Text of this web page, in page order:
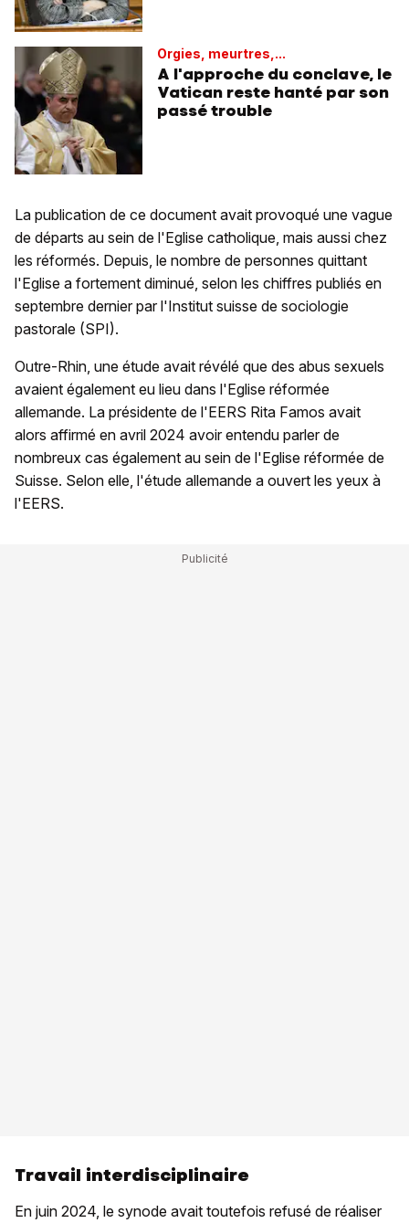
Orgies, meurtres,...
A l'approche du conclave, le
Vatican reste hanté par son
passé trouble
La publication de ce document avait provoqué une vague
de départs au sein de l'Eglise catholique, mais aussi chez
les réformés. Depuis, le nombre de personnes quittant
l'Eglise a fortement diminué, selon les chiffres publiés en
septembre dernier par l'Institut suisse de sociologie
pastorale (SPI).
Outre-Rhin, une étude avait révélé que des abus sexuels
avaient également eu lieu dans l'Eglise réformée
allemande. La présidente de l'EERS Rita Famos avait
alors affirmé en avril 2024 avoir entendu parler de
nombreux cas également au sein de l'Eglise réformée de
Suisse. Selon elle, l'étude allemande a ouvert les yeux à
l'EERS.
Travail interdisciplinaire
En juin 2024, le synode avait toutefois refusé de réaliser